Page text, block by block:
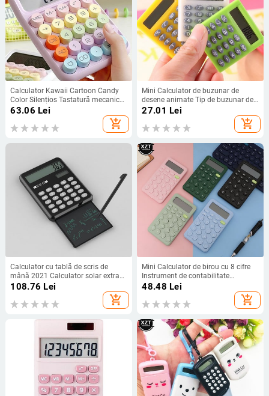
Calculator Kawaii Cartoon Candy
Color Silențios Tastatură mecanică
Calculator de desktop pentru
învățare financiară și contabilă
63.06 Lei
add_shopping_cart
Mini Calculator de buzunar de
desene animate Tip de buzunar de
mână Baterii de monedă Calculator
Calculatoare Birou școlar
27.01 Lei
add_shopping_cart
Calculator cu tablă de scris de
mână 2021 Calculator solar extras
cu 12 cifre Sursă de alimentare
duală Calculator portabil compact
cu ecran mare
108.76 Lei
add_shopping_cart
Mini Calculator de birou cu 8 cifre
Instrument de contabilitate
financiară de afaceri cu buton
mare, potrivit pentru studenții de la
școală Rechizite pentru afaceri mici
48.48 Lei
add_shopping_cart